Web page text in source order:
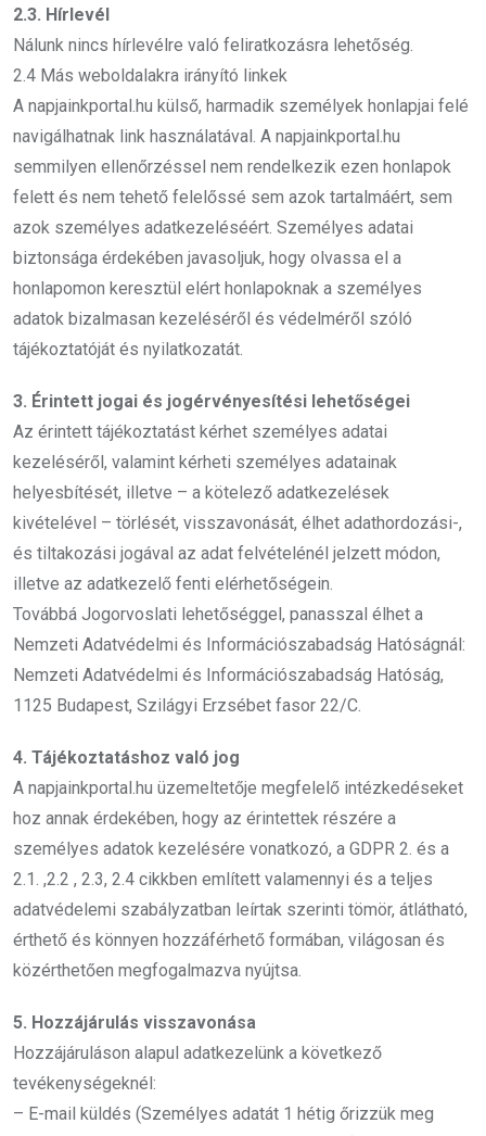
2.3. Hírlevél
Nálunk nincs hírlevélre való feliratkozásra lehetőség.
2.4 Más weboldalakra irányító linkek
A napjainkportal.hu külső, harmadik személyek honlapjai felé
navigálhatnak link használatával. A napjainkportal.hu
semmilyen ellenőrzéssel nem rendelkezik ezen honlapok
felett és nem tehető felelőssé sem azok tartalmáért, sem
azok személyes adatkezeléséért. Személyes adatai
biztonsága érdekében javasoljuk, hogy olvassa el a
honlapomon keresztül elért honlapoknak a személyes
adatok bizalmasan kezeléséről és védelméről szóló
tájékoztatóját és nyilatkozatát.
3. Érintett jogai és jogérvényesítési lehetőségei
Az érintett tájékoztatást kérhet személyes adatai
kezeléséről, valamint kérheti személyes adatainak
helyesbítését, illetve – a kötelező adatkezelések
kivételével – törlését, visszavonását, élhet adathordozási-,
és tiltakozási jogával az adat felvételénél jelzett módon,
illetve az adatkezelő fenti elérhetőségein.
Továbbá Jogorvoslati lehetőséggel, panasszal élhet a
Nemzeti Adatvédelmi és Információszabadság Hatóságnál:
Nemzeti Adatvédelmi és Információszabadság Hatóság,
1125 Budapest, Szilágyi Erzsébet fasor 22/C.
4. Tájékoztatáshoz való jog
A napjainkportal.hu üzemeltetője megfelelő intézkedéseket
hoz annak érdekében, hogy az érintettek részére a
személyes adatok kezelésére vonatkozó, a GDPR 2. és a
2.1. ,2.2 , 2.3, 2.4 cikkben említett valamennyi és a teljes
adatvédelemi szabályzatban leírtak szerinti tömör, átlátható,
érthető és könnyen hozzáférhető formában, világosan és
közérthetően megfogalmazva nyújtsa.
5. Hozzájárulás visszavonása
Hozzájáruláson alapul adatkezelünk a következő
tevékenységeknél:
– E-mail küldés (Személyes adatát 1 hétig őrizzük meg